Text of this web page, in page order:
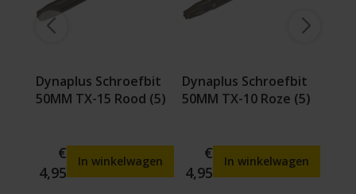
Dynaplus Schroefbit
50MM TX-15 Rood (5)
€
4,95
In winkelwagen
Dynaplus Schroefbit
50MM TX-10 Roze (5)
€
4,95
In winkelwagen